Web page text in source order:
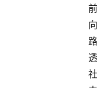
前
向
路
透
社